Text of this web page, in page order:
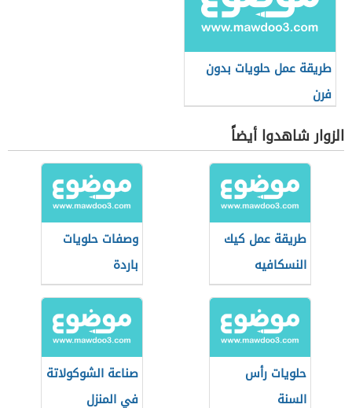
طريقة عمل حلويات بدون
فرن
الزوار شاهدوا أيضاً
طريقة عمل كيك
النسكافيه
وصفات حلويات
باردة
حلويات رأس
السنة
صناعة الشوكولاتة
في المنزل